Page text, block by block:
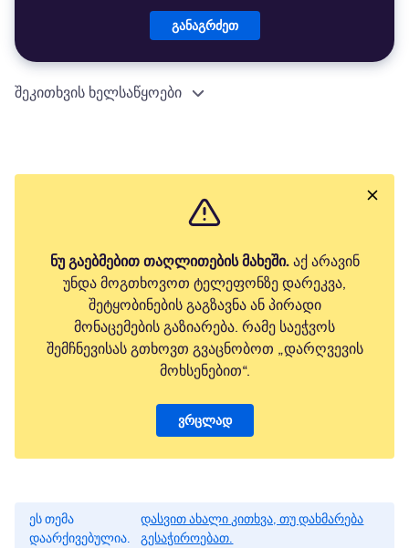
განაგრძეთ
შეკითხვის ხელსაწყოები
ნუ გაებმებით თაღლითების მახეში.აქ არავინ
უნდა მოგთხოვოთ ტელეფონზე დარეკვა,
შეტყობინების გაგზავნა ან პირადი
მონაცემების გაზიარება. რამე საეჭვოს
შემჩნევისას გთხოვთ გვაცნობოთ „დარღვევის
მოხსენებით“.
ვრცლად
ეს თემა
დაარქივებულია.
დასვით ახალი კითხვა, თუ დახმარება
გესაჭიროებათ.